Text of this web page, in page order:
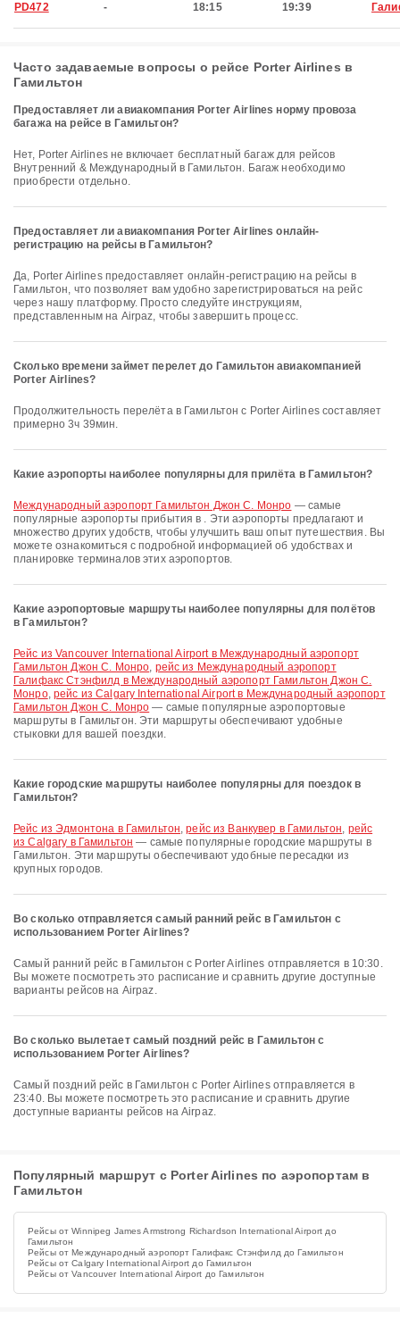
PD472 - 18:15 19:39
Часто задаваемые вопросы о рейсе Porter Airlines в
Гамильтон
Предоставляет ли авиакомпания Porter Airlines норму провоза
багажа на рейсе в Гамильтон?
Нет, Porter Airlines не включает бесплатный багаж для рейсов
Внутренний & Международный в Гамильтон. Багаж необходимо
приобрести отдельно.
Предоставляет ли авиакомпания Porter Airlines онлайн-
регистрацию на рейсы в Гамильтон?
Да, Porter Airlines предоставляет онлайн-регистрацию на рейсы в
Гамильтон, что позволяет вам удобно зарегистрироваться на рейс
через нашу платформу. Просто следуйте инструкциям,
представленным на Airpaz, чтобы завершить процесс.
Сколько времени займет перелет до Гамильтон авиакомпанией
Porter Airlines?
Продолжительность перелёта в Гамильтон с Porter Airlines составляет
примерно 3ч 39мин.
Какие аэропорты наиболее популярны для прилёта в Гамильтон?
Международный аэропорт Гамильтон Джон С. Монро — самые
популярные аэропорты прибытия в . Эти аэропорты предлагают и
множество других удобств, чтобы улучшить ваш опыт путешествия. Вы
можете ознакомиться с подробной информацией об удобствах и
планировке терминалов этих аэропортов.
Какие аэропортовые маршруты наиболее популярны для полётов
в Гамильтон?
рейс из Vancouver International Airport в Международный аэропорт
Гамильтон Джон С. Монро, рейс из Международный аэропорт
Галифакс Стэнфилд в Международный аэропорт Гамильтон Джон С.
Монро, рейс из Calgary International Airport в Международный аэропорт
Гамильтон Джон С. Монро — самые популярные аэропортовые
маршруты в Гамильтон. Эти маршруты обеспечивают удобные
стыковки для вашей поездки.
Какие городские маршруты наиболее популярны для поездок в
Гамильтон?
рейс из Эдмонтона в Гамильтон,рейс из Ванкувер в Гамильтон, рейс
из Calgary в Гамильтон — самые популярные городские маршруты в
Гамильтон. Эти маршруты обеспечивают удобные пересадки из
крупных городов.
Во сколько отправляется самый ранний рейс в Гамильтон с
использованием Porter Airlines?
Самый ранний рейс в Гамильтон с Porter Airlines отправляется в 10:30.
Вы можете посмотреть это расписание и сравнить другие доступные
варианты рейсов на Airpaz.
Во сколько вылетает самый поздний рейс в Гамильтон с
использованием Porter Airlines?
Самый поздний рейс в Гамильтон с Porter Airlines отправляется в
23:40. Вы можете посмотреть это расписание и сравнить другие
доступные варианты рейсов на Airpaz.
Популярный маршрут с Porter Airlines по аэропортам в
Гамильтон
Рейсы от Winnipeg James Armstrong Richardson International Airport до
Гамильтон
Рейсы от Международный аэропорт Галифакс Стэнфилд до Гамильтон
Рейсы от Calgary International Airport до Гамильтон
Рейсы от Vancouver International Airport до Гамильтон